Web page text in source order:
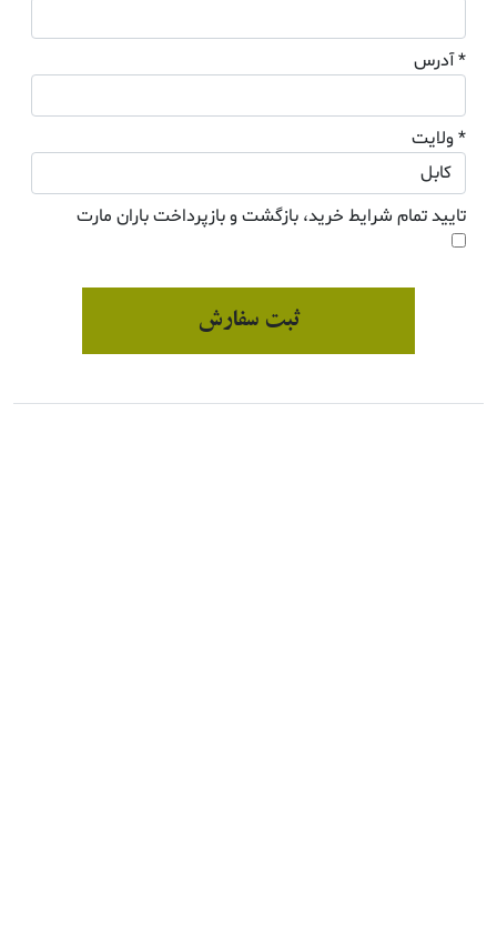
* آدرس
* ولایت
تایید تمام شرایط خرید، بازگشت و بازپرداخت باران مارت
ثبت سفارش